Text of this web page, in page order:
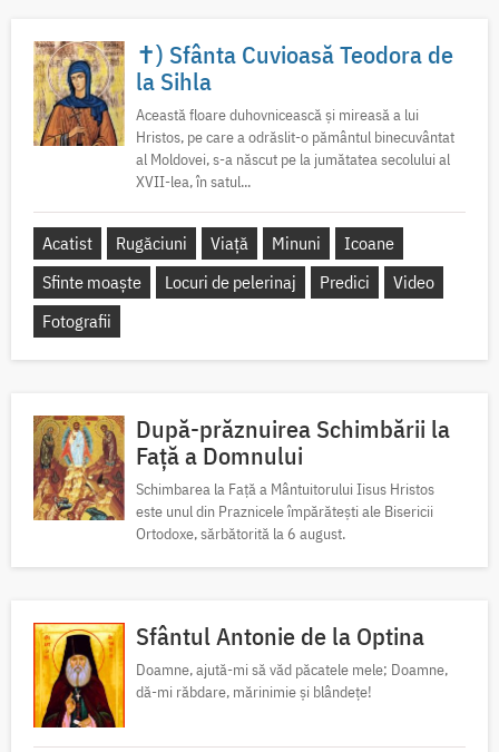
✝) Sfânta Cuvioasă Teodora de
la Sihla
Această floare duhovnicească și mireasă a lui
Hristos, pe care a odrăslit-o pământul binecuvântat
al Moldovei, s-a născut pe la jumătatea secolului al
XVII-lea, în satul...
Acatist Rugăciuni Viață Minuni
Icoane
Sfinte moaște
Locuri de pelerinaj Predici
Video
Fotografii
După-prăznuirea Schimbării la
Față a Domnului
Schimbarea la Față a Mântuitorului Iisus Hristos
este unul din Praznicele împărătești ale Bisericii
Ortodoxe, sărbătorită la 6 august.
Sfântul Antonie de la Optina
Doamne, ajută-mi să văd păcatele mele; Doamne,
dă-mi răbdare, mărinimie şi blândeţe!